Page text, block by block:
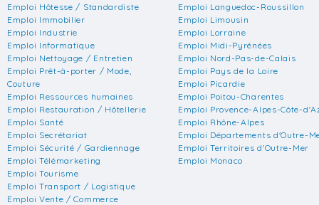
Emploi Hôtesse / Standardiste
Emploi Immobilier
Emploi Industrie
Emploi Informatique
Emploi Nettoyage / Entretien
Emploi Prêt-à-porter / Mode,
Couture
Emploi Ressources humaines
Emploi Restauration / Hôtellerie
Emploi Santé
Emploi Secrétariat
Emploi Sécurité / Gardiennage
Emploi Télémarketing
Emploi Tourisme
Emploi Transport / Logistique
Emploi Vente / Commerce
Emploi Languedoc-Roussillon
Emploi Limousin
Emploi Lorraine
Emploi Midi-Pyrénées
Emploi Nord-Pas-de-Calais
Emploi Pays de la Loire
Emploi Picardie
Emploi Poitou-Charentes
Emploi Provence-Alpes-Côte-
Emploi Rhône-Alpes
Emploi Départements d'Outre-
Emploi Territoires d'Outre-Mer
Emploi Monaco